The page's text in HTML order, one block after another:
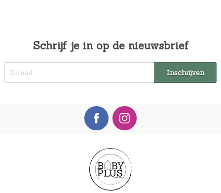
Schrijf je in op de nieuwsbrief